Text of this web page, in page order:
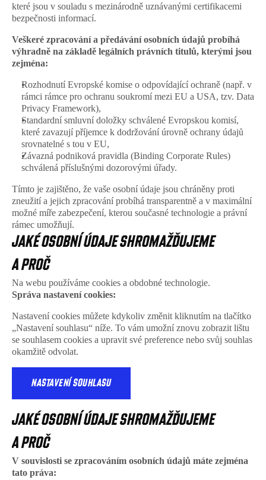
které jsou v souladu s mezinárodně uznávanými certifikacemi
bezpečnosti informací.
Veškeré zpracování a předávání osobních údajů probíhá
výhradně na základě legálních právních titulů, kterými jsou
zejména:
Rozhodnutí Evropské komise o odpovídající ochraně (např. v
rámci rámce pro ochranu soukromí mezi EU a USA, tzv. Data
Privacy Framework),
Standardní smluvní doložky schválené Evropskou komisí,
které zavazují příjemce k dodržování úrovně ochrany údajů
srovnatelné s tou v EU,
Závazná podniková pravidla (Binding Corporate Rules)
schválená příslušnými dozorovými úřady.
Tímto je zajištěno, že vaše osobní údaje jsou chráněny proti
zneužití a jejich zpracování probíhá transparentně a v maximální
možné míře zabezpečení, kterou současné technologie a právní
rámec umožňují.
JAKÉ OSOBNÍ ÚDAJE SHROMAŽĎUJEME
A PROČ
Na webu používáme cookies a obdobné technologie.
Správa nastavení cookies:
Nastavení cookies můžete kdykoliv změnit kliknutím na tlačítko
„Nastavení souhlasu“ níže. To vám umožní znovu zobrazit lištu
se souhlasem cookies a upravit své preference nebo svůj souhlas
okamžitě odvolat.
NASTAVENÍ SOUHLASU
JAKÉ OSOBNÍ ÚDAJE SHROMAŽĎUJEME
A PROČ
V souvislosti se zpracováním osobních údajů máte zejména
tato práva: